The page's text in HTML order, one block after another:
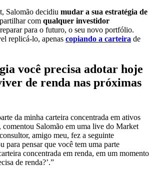
Salomão decidiu mudar a sua estratégia de
com qualquer investidor
para o futuro, o seu novo portfólio.
replicá-lo, apenas copiando a carteira de
você precisa adotar hoje
de renda nas próximas
da minha carteira concentrada em ativos
comentou Salomão em uma live do Market
amigo meu, fez a seguinte
para pensar que você tem uma parte
concentrada em renda, em um momento
de renda?’.”